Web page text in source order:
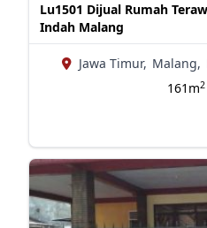
Lu1501 Dijual Rumah
Indah Malang
Jawa Timur, Malang,
161m2